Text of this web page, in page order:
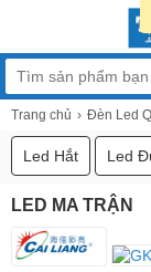
Trang chủ Đèn Led
Led Hắt Led
LED MA TRẬN